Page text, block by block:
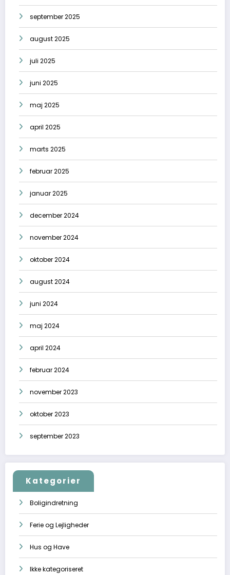
september 2025
august 2025
juli 2025
juni 2025
maj 2025
april 2025
marts 2025
februar 2025
januar 2025
december 2024
november 2024
oktober 2024
august 2024
juni 2024
maj 2024
april 2024
februar 2024
november 2023
oktober 2023
september 2023
Kategorier
Boligindretning
Ferie og Lejligheder
Hus og Have
Ikke kategoriseret